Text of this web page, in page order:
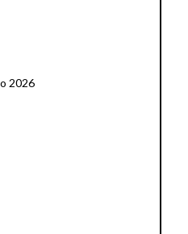
2026